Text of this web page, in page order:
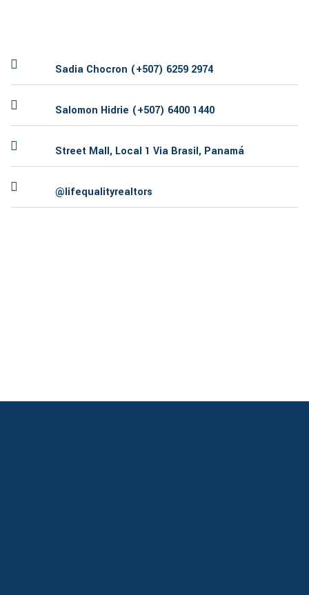
Sadia Chocron (+507) 6259 2974
Salomon Hidrie (+507) 6400 1440
Street Mall, Local 1 Via Brasil, Panamá
@lifequalityrealtors